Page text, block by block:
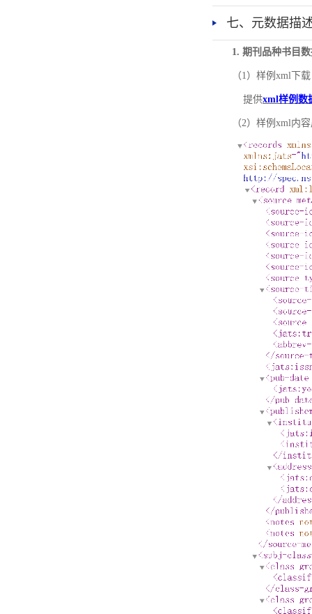
七、元数据描
1. 期刊品种书目
（1）样例xml下载
提供xml样例数
（2）样例xml内